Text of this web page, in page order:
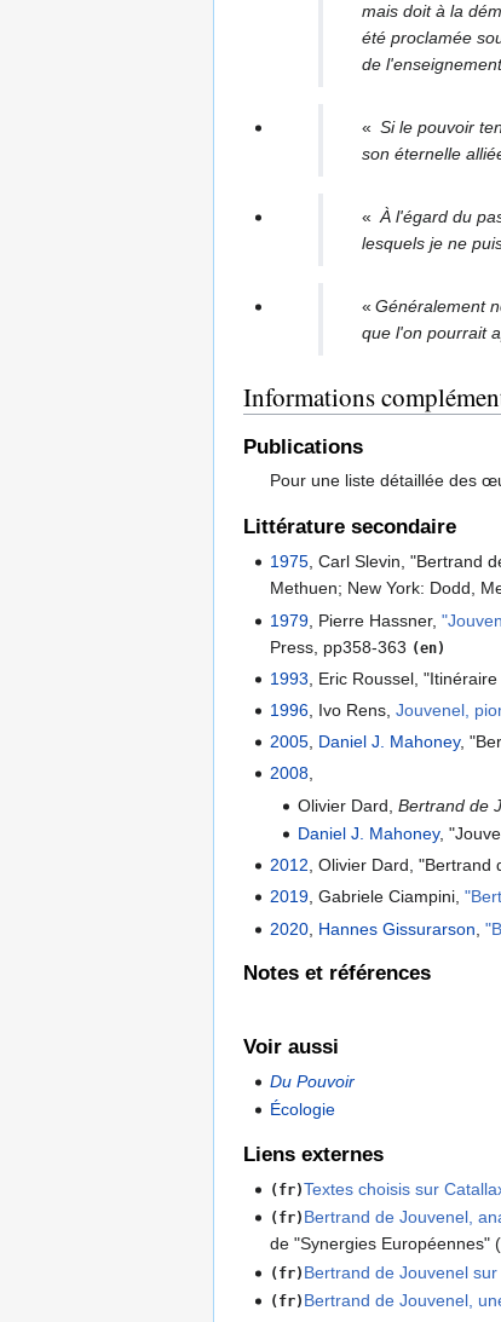
mais doit à la
été proclamée
de
« Si le pouvoir
son éternelle
« À l'égard du
lesquels je ne
«Généralement
que l'on pourrait
Informations
Publications
Pour une liste détaillée des
Littérature secondaire
1975, Carl Slevin, "Bertrand
Methuen; New York: Dodd,
1979 , Pierre Hassner,
Press, pp358-363 (en)
1993 , Eric Roussel,
1996 , Ivo Rens,Jouvenel,
2005, Daniel J. Mahoney,
2008,
Olivier Dard, Bertrand de
Daniel J. Mahoney,
2012 , Olivier Dard, "Bertrand
2019, Gabriele Ciampini,
2020 Hannes Gissurarson ,
Notes et références
Voir aussi
Du Pouvoir
Écologie
Liens externes
(fr)Textes choisis sur
(fr) Bertrand de Jouvenel,
de "Synergies Européennes"
(fr) Bertrand de Jouvenel
(fr) Bertrand de Jouvenel,